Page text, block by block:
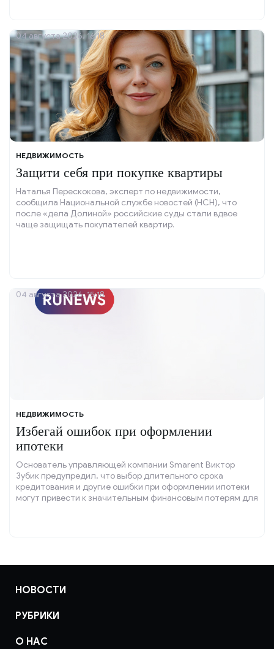
НЕДВИЖИМОСТЬ
Защити себя при покупке квартиры
Наталья Перескокова, эксперт по недвижимости,
сообщила Национальной службе новостей (НСН), что
после «дела Долиной» российские суды стали вдвое
чаще защищать покупателей квартир.
04 августа 2026, 16:18
НЕДВИЖИМОСТЬ
Избегай ошибок при оформлении
ипотеки
Основатель управляющей компании Smarent Виктор
Зубик предупредил, что выбор длительного срока
кредитования и другие ошибки при оформлении ипотеки
могут привести к значительным финансовым потерям для
04 августа 2026, 15:18
НОВОСТИ
РУБРИКИ
О НАС